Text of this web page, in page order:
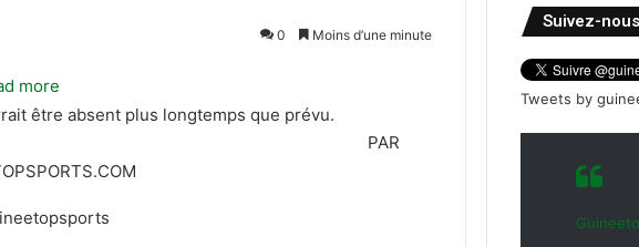
0 Moins d’une minute
être absent plus longtemps que prévu.
more
PAR
Suivez-
Tweets by